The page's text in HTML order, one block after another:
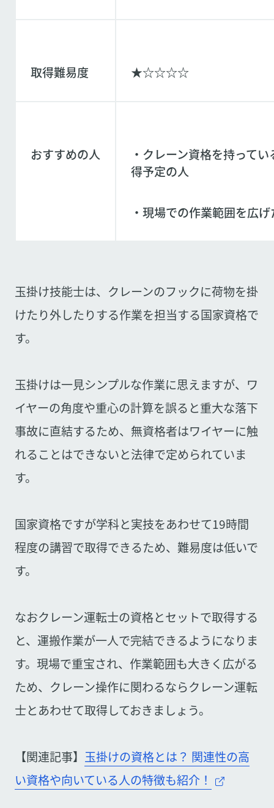
取得難易度 ★☆☆☆☆
おすすめの人
・クレーン資格を持って
得予定の人
・現場での作業範囲を広
玉掛け技能士は、クレーンのフックに荷物を掛
けたり外したりする作業を担当する国家資格で
す。
玉掛けは一見シンプルな作業に思えますが、ワ
イヤーの角度や重心の計算を誤ると重大な落下
事故に直結するため、無資格者はワイヤーに触
れることはできないと法律で定められていま
す。
国家資格ですが学科と実技をあわせて19時間
程度の講習で取得できるため、難易度は低いで
す。
なおクレーン運転士の資格とセットで取得する
と、運搬作業が一人で完結できるようになりま
す。現場で重宝され、作業範囲も大きく広がる
ため、クレーン操作に関わるならクレーン運転
士とあわせて取得しておきましょう。
【関連記事】 玉掛けの資格とは？ 関連性の高
い資格や向いている人の特徴も紹介！